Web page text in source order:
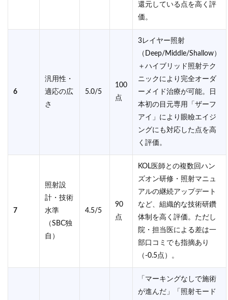
還元している点を高く評
価。
6
汎用性・
適応の広
さ
5.0/5
100
点
3レイヤー照射
（Deep/Middle/Shallow）
＋ハイブリッド照射テク
ニックにより完全オーダ
ーメイド治療が可能。日
本初の目元専用「ザーフ
アイ」により眼瞼エイジ
ングにも対応した点を高
く評価。
7
照射設
計・技術
水準
（SBC独
自）
4.5/5
90
点
KOL医師との複数回ハン
ズオン研修・照射マニュ
アルの継続アップデート
など、組織的な技術研鑽
体制を高く評価。ただし
院・担当医による差は一
部口コミでも指摘あり
（-0.5点）。
「マーキングなしで施術
が進んだ」「照射モード